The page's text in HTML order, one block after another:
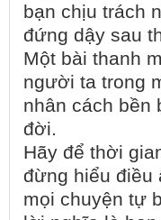
bạn chịu trách
đứng dậy sau
Một bài thanh
người ta trong
nhân cách bền
đời.
Hãy để thời
đừng hiểu điều
mọi chuyện tự